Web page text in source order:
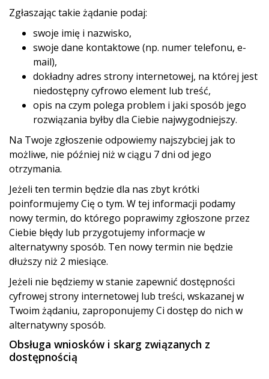
Zgłaszając takie żądanie podaj:
swoje imię i nazwisko,
swoje dane kontaktowe (np. numer telefonu, e-
mail),
dokładny adres strony internetowej, na której jest
niedostępny cyfrowo element lub treść,
opis na czym polega problem i jaki sposób jego
rozwiązania byłby dla Ciebie najwygodniejszy.
Na Twoje zgłoszenie odpowiemy najszybciej jak to
możliwe, nie później niż w ciągu 7 dni od jego
otrzymania.
Jeżeli ten termin będzie dla nas zbyt krótki
poinformujemy Cię o tym. W tej informacji podamy
nowy termin, do którego poprawimy zgłoszone przez
Ciebie błędy lub przygotujemy informacje w
alternatywny sposób. Ten nowy termin nie będzie
dłuższy niż 2 miesiące.
Jeżeli nie będziemy w stanie zapewnić dostępności
cyfrowej strony internetowej lub treści, wskazanej w
Twoim żądaniu, zaproponujemy Ci dostęp do nich w
alternatywny sposób.
Obsługa wniosków i skarg związanych z
dostępnością